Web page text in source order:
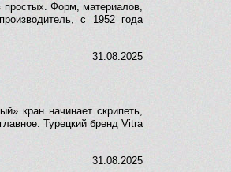
простых. Форм, материалов,
с 1952 года
31.08.2025
кран начинает скрипеть,
Турецкий бренд Vitra
31.08.2025